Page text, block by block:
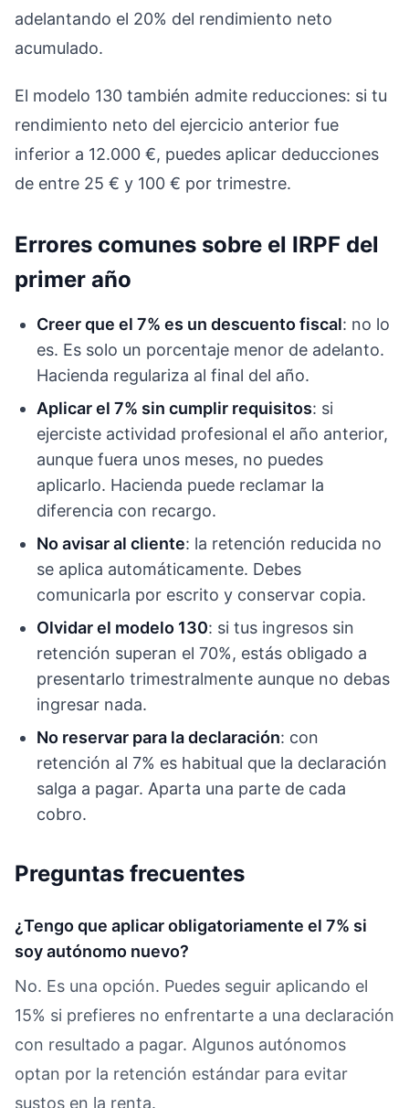
adelantando el 20% del rendimiento neto
acumulado.
El modelo 130 también admite reducciones: si tu
rendimiento neto del ejercicio anterior fue
inferior a 12.000 €, puedes aplicar deducciones
de entre 25 € y 100 € por trimestre.
Errores comunes sobre el IRPF del
primer año
Creer que el 7% es un descuento fiscal: no lo
es. Es solo un porcentaje menor de adelanto.
Hacienda regulariza al final del año.
Aplicar el 7% sin cumplir requisitos: si
ejerciste actividad profesional el año anterior,
aunque fuera unos meses, no puedes
aplicarlo. Hacienda puede reclamar la
diferencia con recargo.
No avisar al cliente: la retención reducida no
se aplica automáticamente. Debes
comunicarla por escrito y conservar copia.
Olvidar el modelo 130: si tus ingresos sin
retención superan el 70%, estás obligado a
presentarlo trimestralmente aunque no debas
ingresar nada.
No reservar para la declaración: con
retención al 7% es habitual que la declaración
salga a pagar. Aparta una parte de cada
cobro.
Preguntas frecuentes
¿Tengo que aplicar obligatoriamente el 7% si
soy autónomo nuevo?
No. Es una opción. Puedes seguir aplicando el
15% si prefieres no enfrentarte a una declaración
con resultado a pagar. Algunos autónomos
optan por la retención estándar para evitar
sustos en la renta.